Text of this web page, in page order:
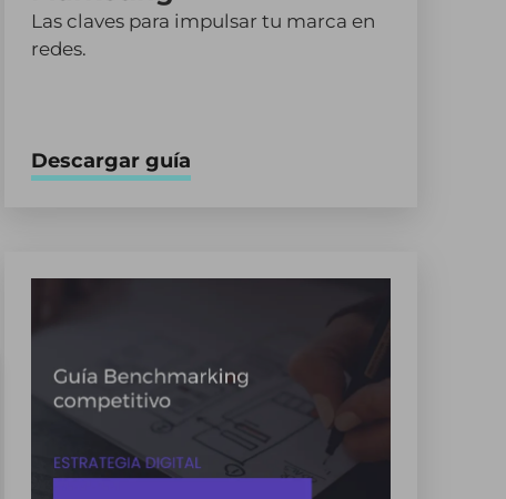
Las claves para impulsar tu marca en
redes.
Descargar guía